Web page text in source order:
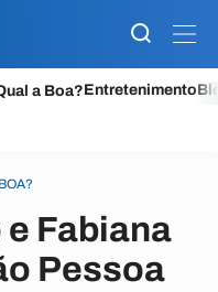
a Boa?Entretenimento
Fabiana
Pessoa